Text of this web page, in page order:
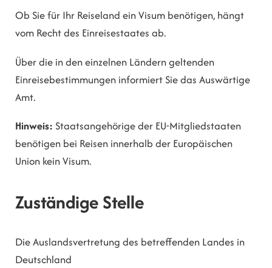
Ob Sie für Ihr Reiseland ein Visum benötigen, hängt
vom Recht des Einreisestaates ab.
Über die in den einzelnen Ländern geltenden
Einreisebestimmungen informiert Sie das Auswärtige
Amt.
Hinweis: Staatsangehörige der EU-Mitgliedstaaten
benötigen bei Reisen innerhalb der Europäischen
Union kein Visum.
Zuständige Stelle
Die Auslandsvertretung des betreffenden Landes in
Deutschland